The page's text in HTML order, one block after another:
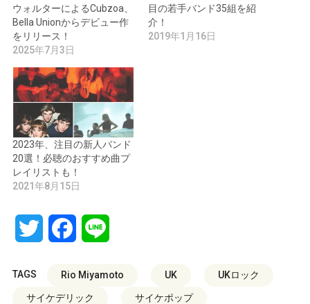
ウォルターによるCubzoa、
Bella Unionからデビュー作
をリリース！
2025年7月3日
目の若手バンド35組を紹
介！
2019年1月16日
2023年、注目の新人バンド
20選！必聴のおすすめ曲プ
レイリストも！
2021年8月15日
Twitter Facebook
TAGS Rio Miyamoto UK UKロック
サイケデリック サイケポップ